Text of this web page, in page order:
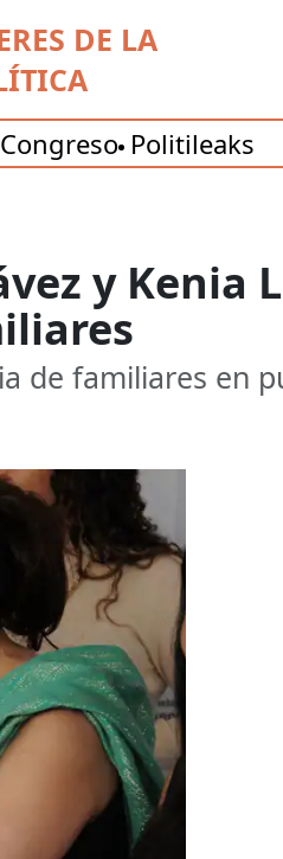
DE LA
Congreso Politileaks
y Kenia
de familiares en